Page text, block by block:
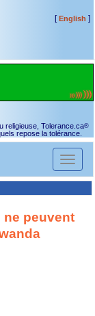
[English ]
religieuse, Tolerance.ca®
repose la tolérance.
Toggle
ne peuvent